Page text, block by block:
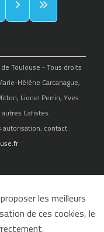
Toulouse - Tous droits
Hélène Carcanague,
Lionel Perrin, Yves
Cafistes.
contact :
les meilleurs
de ces cookies, le